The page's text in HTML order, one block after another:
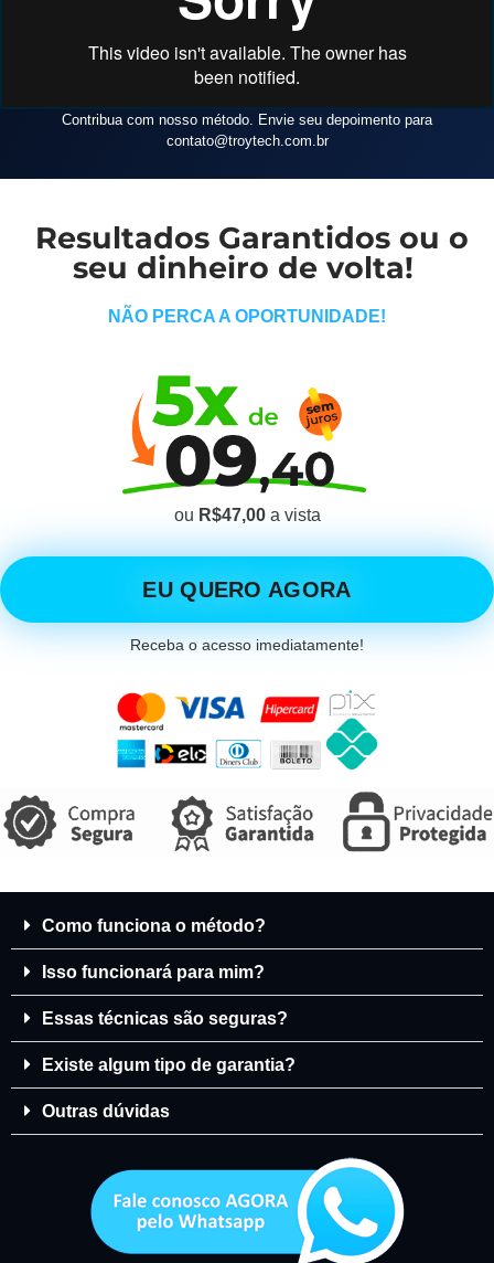
Contribua com nosso método. Envie seu depoimento para
contato@troytech.com.br
Resultados Garantidos ou o
seu dinheiro de volta!
NÃO PERCA A OPORTUNIDADE!
ou R$47,00a vista
EU QUERO AGORA
Receba o acesso imediatamente!
Como funciona o método?
Isso funcionará para mim?
Essas técnicas são seguras?
Existe algum tipo de garantia?
Outras dúvidas